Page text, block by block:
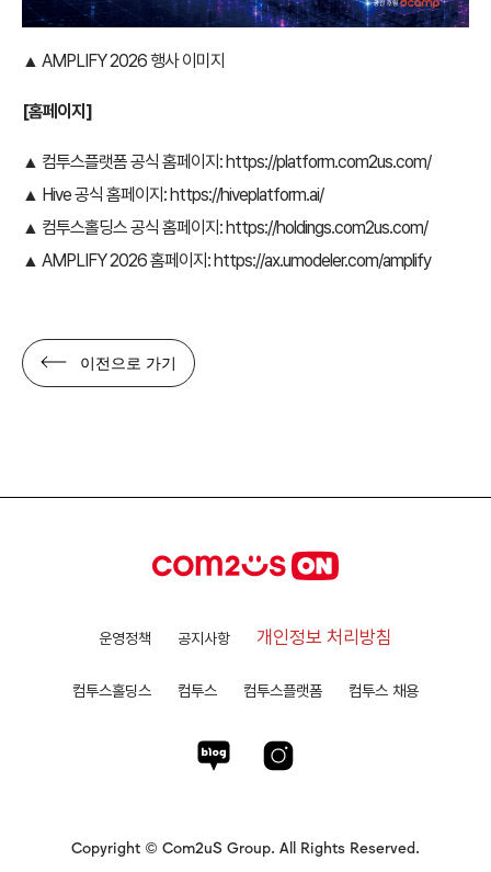
▲ AMPLIFY 2026 행사 이미지
[홈페이지]
▲ 컴투스플랫폼 공식 홈페이지: https://platform.com2us.com/
▲ Hive 공식 홈페이지: https://hiveplatform.ai/
▲ 컴투스홀딩스 공식 홈페이지: https://holdings.com2us.com/
▲ AMPLIFY 2026 홈페이지: https://ax.umodeler.com/amplify
이전으로 가기
운영정책 공지사항 개인정보 처리방침
컴투스홀딩스 컴투스 컴투스플랫폼 컴투스 채용
Copyright © Com2uS Group. All Rights Reserved.